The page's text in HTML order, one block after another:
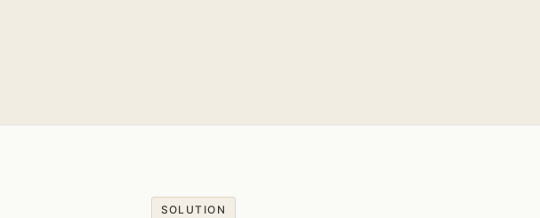
SOLUTION